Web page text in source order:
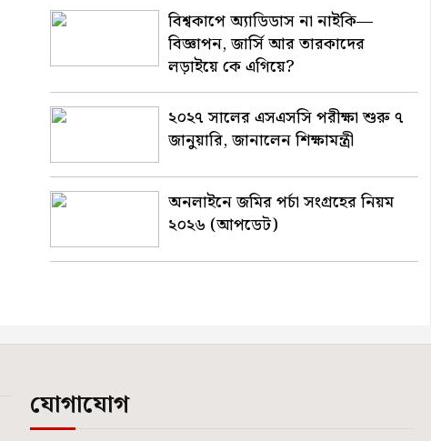
বিশ্বকাপে অ্যাডিডাস না নাইকি—
বিজ্ঞাপন, জার্সি আর তারকাদের
লড়াইয়ে কে এগিয়ে?
২০২৭ সালের এসএসসি পরীক্ষা শুরু ৭
জানুয়ারি, জানালেন শিক্ষামন্ত্রী
অনলাইনে জমির পর্চা সংগ্রহের নিয়ম
২০২৬ (আপডেট)
যোগাযোগ